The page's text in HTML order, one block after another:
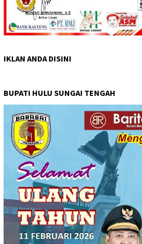
IKLAN ANDA DISINI
BUPATI HULU SUNGAI TENGAH